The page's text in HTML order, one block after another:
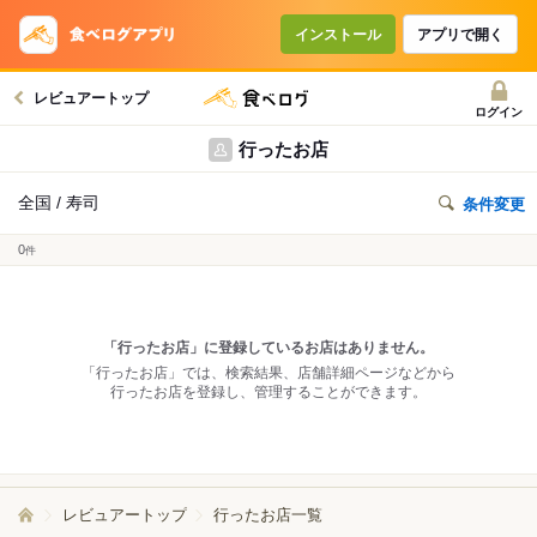
インストール アプリで開く
レビュアートップ
ログイン
行ったお店
全国 / 寿司 条件変更
0件
「行ったお店」に登録しているお店はありません。
「行ったお店」では、検索結果、店舗詳細ページなどから
行ったお店を登録し、管理することができます。
レビュアートップ 行ったお店一覧